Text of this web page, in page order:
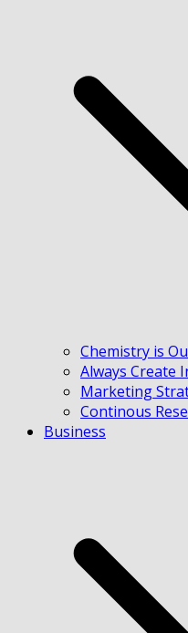
Chemistry is
Always Create
Marketing
Continous
Business